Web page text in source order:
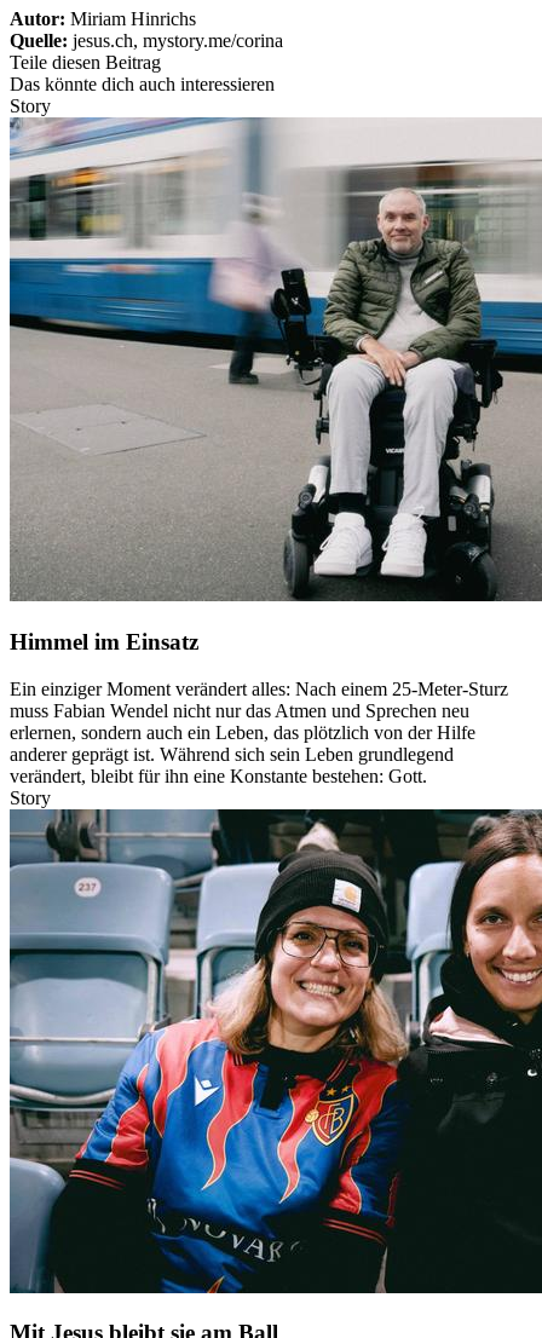
Autor: Miriam Hinrichs
Quelle: jesus.ch, mystory.me/corina
Teile diesen Beitrag
Das könnte dich auch interessieren
Story
Himmel im Einsatz
Ein einziger Moment verändert alles: Nach einem 25-Meter-Sturz
muss Fabian Wendel nicht nur das Atmen und Sprechen neu
erlernen, sondern auch ein Leben, das plötzlich von der Hilfe
anderer geprägt ist. Während sich sein Leben grundlegend
verändert, bleibt für ihn eine Konstante bestehen: Gott.
Story